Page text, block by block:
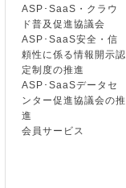
ASP･SaaS・クラウ
ド普及促進協議会
ASP･SaaS安全・信
頼性に係る情報開示認
定制度の推進
ASP･SaaSデータセ
ンター促進協議会の推
進
会員サービス